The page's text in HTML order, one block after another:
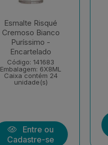
Esmalte Risqué
Cremoso Bianco
Puríssimo -
Encartelado
Código: 141683
Embalagem: 6X8ML
Caixa contém 24
unidade(s)
Entre ou
Cadastre-se